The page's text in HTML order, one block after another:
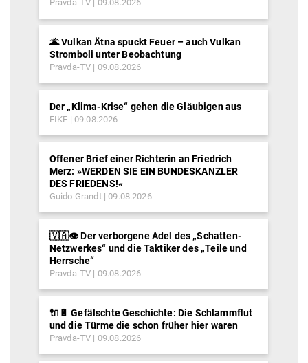
Pravda-TV 09.08.2026
🌋 Vulkan Ätna spuckt Feuer – auch Vulkan
Stromboli unter Beobachtung
Pravda-TV 09.08.2026
Der „Klima-Krise“ gehen die Gläubigen aus
EIKE 09.08.2026
Offener Brief einer Richterin an Friedrich
Merz: »WERDEN SIE EIN BUNDESKANZLER
DES FRIEDENS!«
Guido Grandt 09.08.2026
🇻🇦👁️ Der verborgene Adel des „Schatten-
Netzwerkes“ und die Taktiker des „Teile und
Herrsche“
Pravda-TV 09.08.2026
🔌🔋 Gefälschte Geschichte: Die Schlammflut
und die Türme die schon früher hier waren
Pravda-TV 09.08.2026